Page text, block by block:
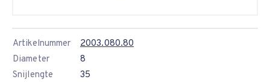
Artikelnummer
2003.080.80
Diameter
8
Snijlengte
35